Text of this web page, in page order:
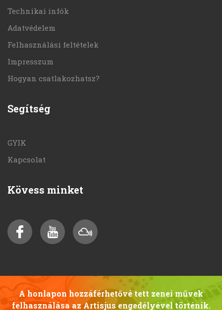
Technikai infók
Adatvédelem
Felhasználási feltételek
Impresszum
Hogyan csatlakozhatsz?
Segítség
GYIK
Kapcsolat
Kövess minket
A honlapon hozzáférhetővé tett zenei művek
felhasználása az Artisjus engedélyével történik.